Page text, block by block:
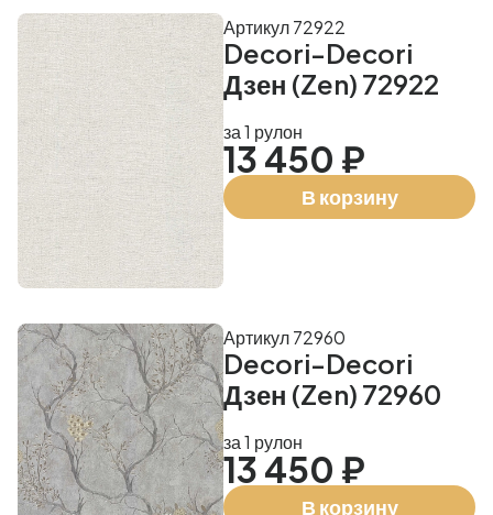
Decori-Decori
Дзен (Zen) 72922
Артикул 72922
за 1 рулон
13 450 ₽
В корзину
Decori-Decori
Дзен (Zen) 72960
Артикул 72960
за 1 рулон
13 450 ₽
В корзину